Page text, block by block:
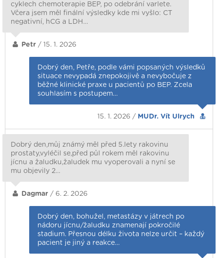
cyklech chemoterapie BEP, po odebrání varlete.
Včera jsem měl finální výsledky kde mi vyšlo: CT
negativní, hCG a LDH…
Petr / 15. 1. 2026
Dobrý den, Petře, podle vámi popsaných výsledků
situace nevypadá znepokojivě a nevybočuje z
běžné klinické praxe u pacientů po BEP. Zcela
souhlasím s postupem…
15. 1. 2026 / MUDr. Vít Ulrych
Dobrý den,můj známý měl před 5.lety rakovinu
prostaty,vyléčil se,před půl rokem měl rakovinu
jícnu a žaludku,žaludek mu vyoperovali a nyní se
mu objevily 2…
Dagmar / 6. 2. 2026
Dobrý den, bohužel, metastázy v játrech po
nádoru jícnu/žaludku znamenají pokročilé
stadium. Přesnou délku života nelze určit – každý
pacient je jiný a reakce…